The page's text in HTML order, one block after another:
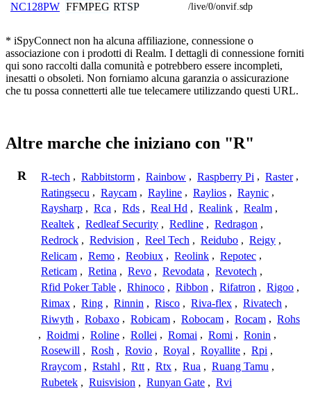
NC128PW FFMPEG RTSP /live/0/onvif.sdp
* iSpyConnect non ha alcuna affiliazione, connessione o
associazione con i prodotti di Realm. I dettagli di connessione forniti
qui sono raccolti dalla comunità e potrebbero essere incompleti,
inesatti o obsoleti. Non forniamo alcuna garanzia o assicurazione
che tu possa connetterti alle tue telecamere utilizzando questi URL.
Altre marche che iniziano con "R"
R R-tech , Rabbitstorm , Rainbow , Raspberry Pi , Raster ,
Ratingsecu , Raycam , Rayline , Raylios , Raynic ,
Raysharp , Rca , Rds , Real Hd , Realink , Realm ,
Realtek , Redleaf Security , Redline , Redragon ,
Redrock , Redvision , Reel Tech , Reidubo , Reigy ,
Relicam , Remo , Reobiux , Reolink , Repotec ,
Reticam , Retina , Revo , Revodata , Revotech ,
Rfid Poker Table , Rhinoco , Ribbon , Rifatron , Rigoo ,
Rimax , Ring , Rinnin , Risco , Riva-flex , Rivatech ,
Riwyth , Robaxo , Robicam , Robocam , Rocam , Rohs
, Roidmi , Roline , Rollei , Romai , Romi , Ronin ,
Rosewill , Rosh , Rovio , Royal , Royallite , Rpi ,
Rraycom , Rstahl , Rtt , Rtx , Rua , Ruang Tamu ,
Rubetek , Ruisvision , Runyan Gate , Rvi